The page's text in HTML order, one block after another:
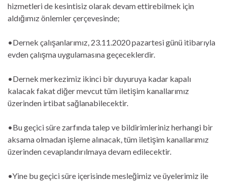
hizmetleri de kesintisiz olarak devam ettirebilmek için
aldığımız önlemler çerçevesinde;
•Dernek çalışanlarımız, 23.11.2020 pazartesi günü itibarıyla
evden çalışma uygulamasına geçeceklerdir.
•Dernek merkezimiz ikinci bir duyuruya kadar kapalı
kalacak fakat diğer mevcut tüm iletişim kanallarımız
üzerinden irtibat sağlanabilecektir.
•Bu geçici süre zarfında talep ve bildirimleriniz herhangi bir
aksama olmadan işleme alınacak, tüm iletişim kanallarımız
üzerinden cevaplandırılmaya devam edilecektir.
•Yine bu geçici süre içerisinde mesleğimiz ve üyelerimiz ile